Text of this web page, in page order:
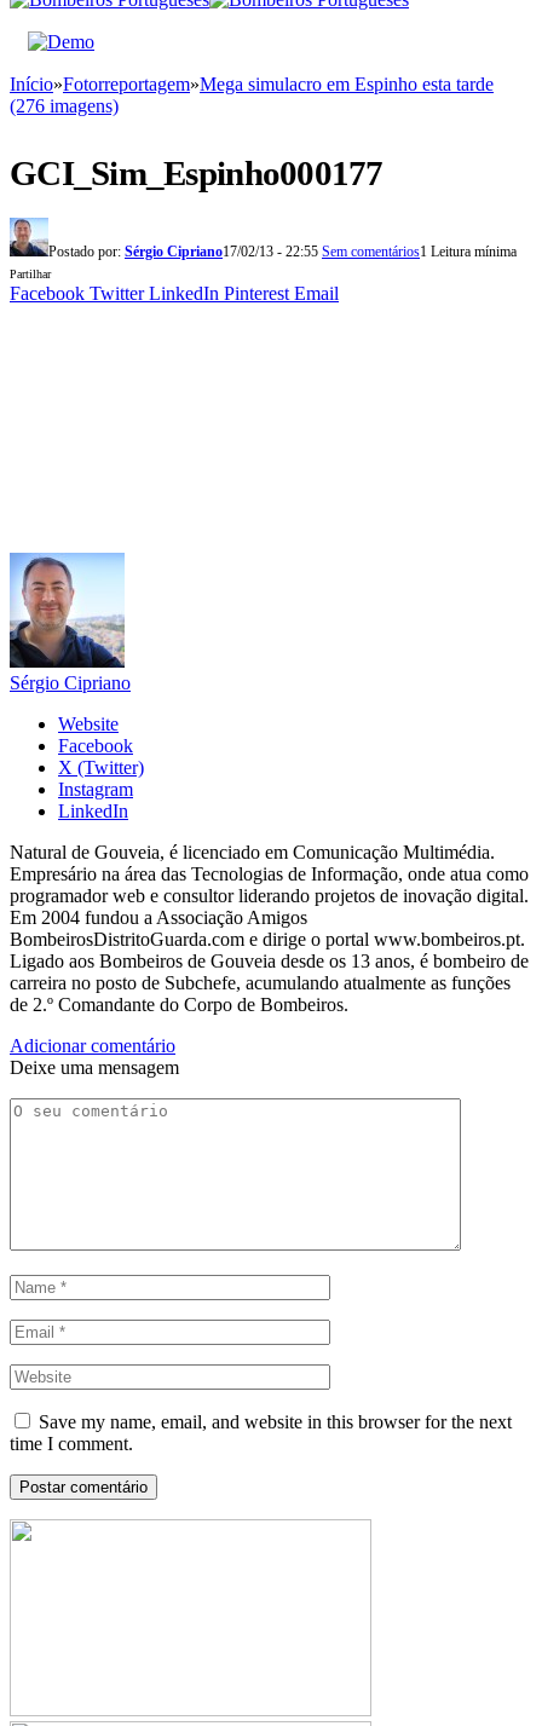
Início»Fotorreportagem»Mega simulacro em Espinho esta tarde
(276 imagens)
GCI_Sim_Espinho000177
Postado por: Sérgio Cipriano17/02/13 - 22:55 Sem comentários1 Leitura mínima
Partilhar
Facebook Twitter LinkedIn Pinterest Email
Sérgio Cipriano
Website
Facebook
X (Twitter)
Instagram
LinkedIn
Natural de Gouveia, é licenciado em Comunicação Multimédia.
Empresário na área das Tecnologias de Informação, onde atua como
programador web e consultor liderando projetos de inovação digital.
Em 2004 fundou a Associação Amigos
BombeirosDistritoGuarda.com e dirige o portal www.bombeiros.pt.
Ligado aos Bombeiros de Gouveia desde os 13 anos, é bombeiro de
carreira no posto de Subchefe, acumulando atualmente as funções
de 2.º Comandante do Corpo de Bombeiros.
Adicionar comentário
Deixe uma mensagem
Save my name, email, and website in this browser for the next
time I comment.